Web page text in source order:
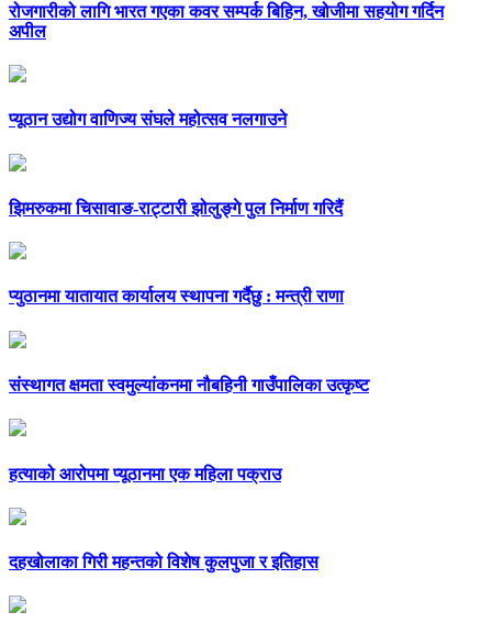
रोजगारीको लागि भारत गएका कवर सम्पर्क बिहिन, खोजीमा सहयोग गर्दिन
अपील
प्यूठान उद्योग वाणिज्य संघले महोत्सव नलगाउने
झिमरुकमा चिसावाङ-राट्टारी झोलुङ्गे पुल निर्माण गरिदैं
प्युठानमा यातायात कार्यालय स्थापना गर्दैछु : मन्त्री राणा
संस्थागत क्षमता स्वमुल्यांकनमा नौबहिनी गाउँपालिका उत्कृष्ट
हत्याको आरोपमा प्यूठानमा एक महिला पक्राउ
दहखोलाका गिरी महन्तको विशेष कुलपुजा र इतिहास